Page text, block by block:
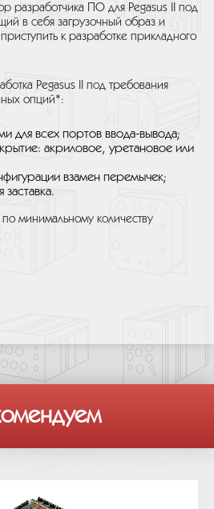
разработчика ПО для Pegasus II под
в себя загрузочный образ и
к разработке прикладного
Pegasus II под требования
опций*:
для всех портов ввода-вывода;
акриловое, уретановое или
взамен перемычек;
заставка.
минимальному количеству